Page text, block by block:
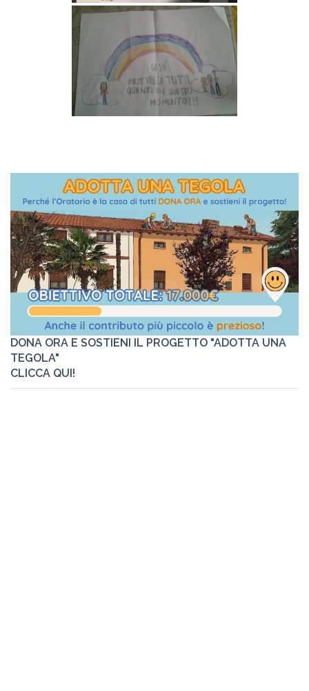
DONA ORA E SOSTIENI IL PROGETTO "ADOTTA UNA
TEGOLA"
CLICCA QUI!